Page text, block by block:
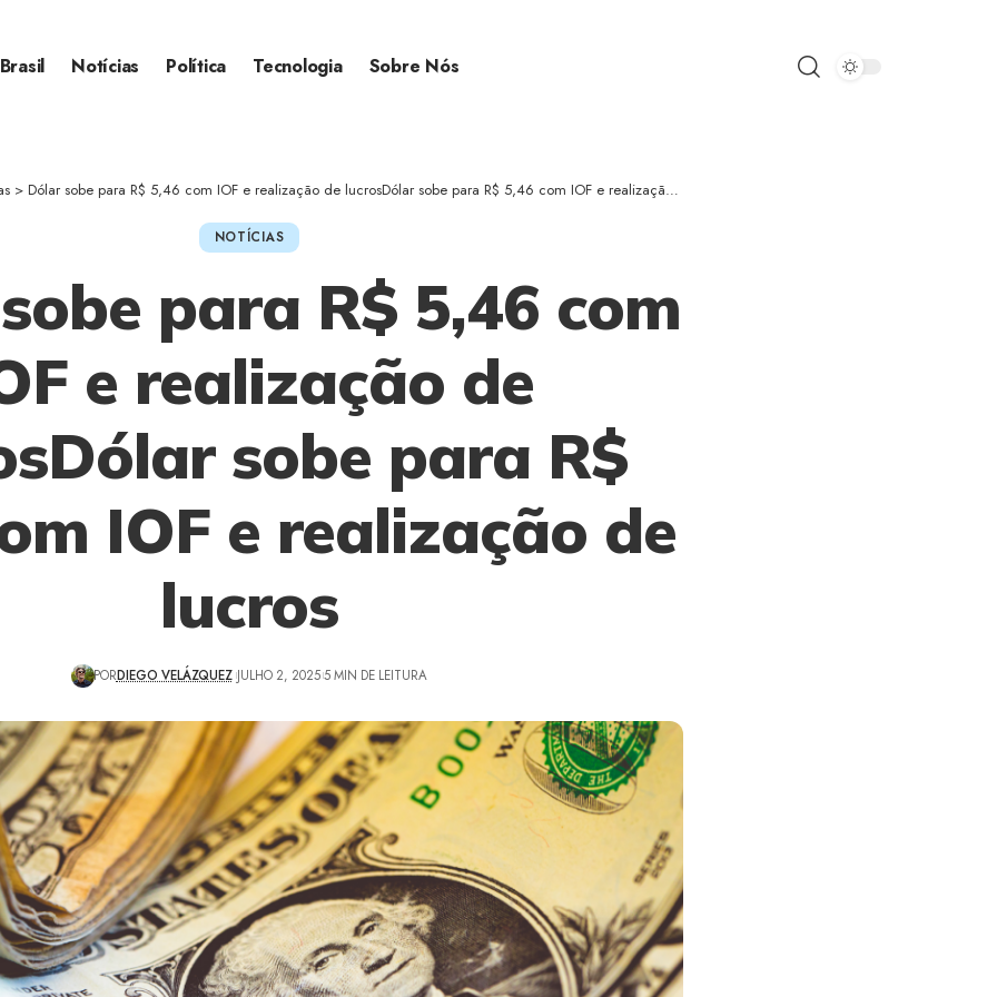
Brasil Notícias Política Tecnologia Sobre Nós
> Dólar sobe para R$ 5,46 com IOF e realização de lucrosDólar sobe para R$ 5,46 com IOF e realização de lucros
NOTÍCIAS
para R$ 5,46 com
e realização de
sobe para R$
IOF e realização de
lucros
PORDIEGO VELÁZQUEZ JULHO 2, 2025 5 MIN DE LEITURA